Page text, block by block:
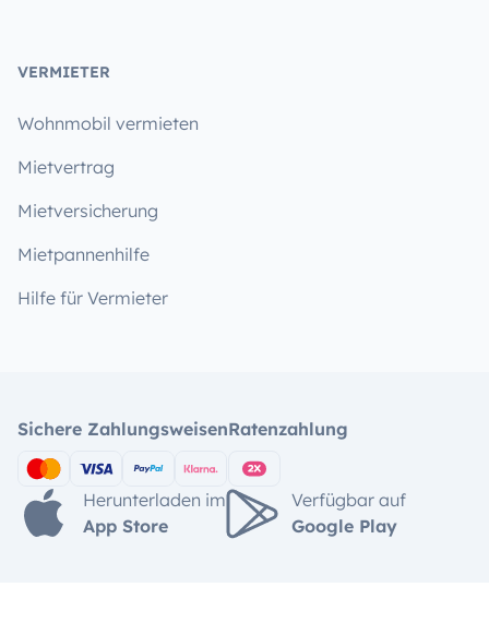
VERMIETER
Wohnmobil vermieten
Mietvertrag
Mietversicherung
Mietpannenhilfe
Hilfe für Vermieter
Sichere ZahlungsweisenRatenzahlung
Herunterladen im
App Store
Verfügbar auf
Google Play